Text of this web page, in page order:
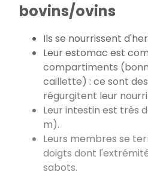
bovins/ovins
Ils se nourrissent
Leur estomac est
compartiments
caillette) : ce sont
régurgitent leur
Leur intestin est très
m).
Leurs membres se
doigts dont
sabots.